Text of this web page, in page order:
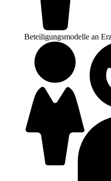
Beteiligungsmodelle an